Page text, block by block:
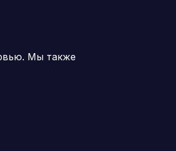
Мы также